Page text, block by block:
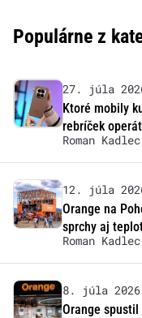
Populárne z
27. júla
Ktoré mobily
rebríček
Roman Kadlec
12. júla
Orange na
sprchy aj
Roman Kadlec
8. júla 2026
Orange